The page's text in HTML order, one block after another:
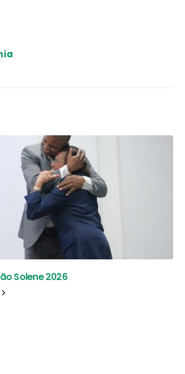
Solene 2026